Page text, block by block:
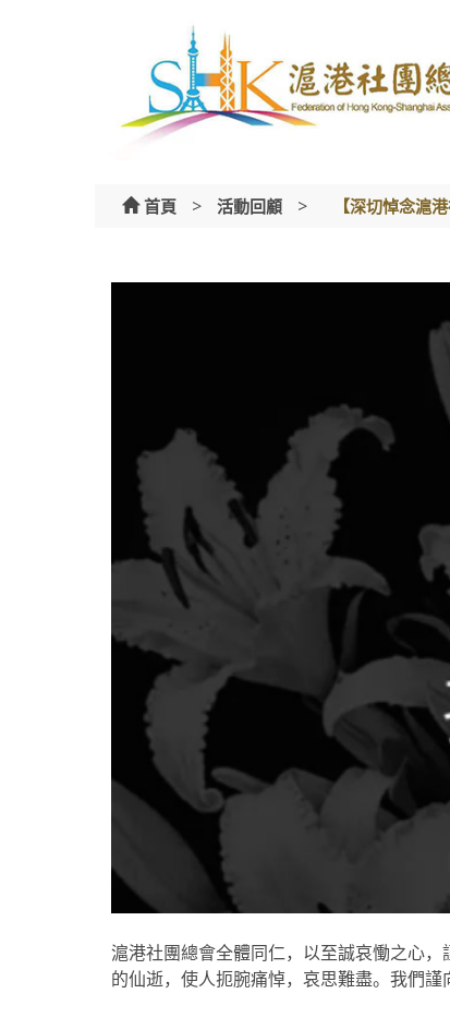
首頁 > 活動回顧 > 【深切悼念滬
滬港社團總會全體同仁，以至誠哀慟之心
的仙逝，使人扼腕痛悼，哀思難盡。我們